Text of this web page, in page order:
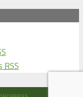
RSS